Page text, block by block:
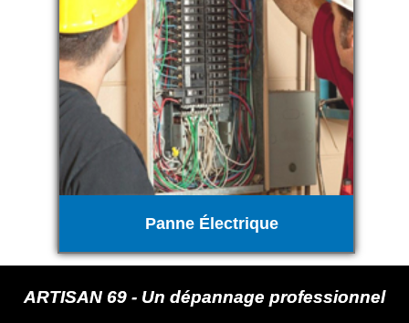
Panne Électrique
ARTISAN 69 - Un dépannage professionnel